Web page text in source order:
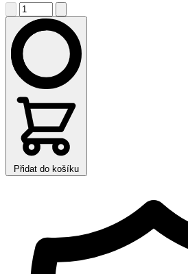
Přidat do košíku